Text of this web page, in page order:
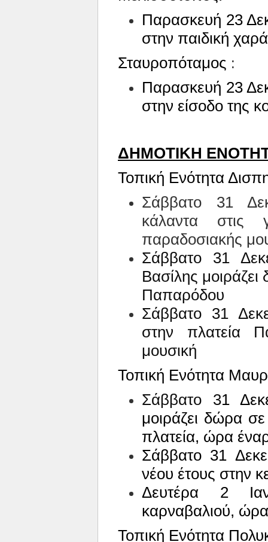
Παρασκευή 23
στην παιδική
Σταυροπόταμος :
Παρασκευή 23
στην είσοδο της
ΔΗΜΟΤΙΚΗ
Τοπική Ενότητα
Σάββατο 31
κάλαντα στις
παραδοσιακής
Σάββατο 31
Βασίλης
Παπαρόδου
Σάββατο 31
στην πλατεία
μουσική
Τοπική Ενότητα
Σάββατο 31
μοιράζει δώρα
πλατεία, ώρα
Σάββατο 31
νέου έτους στην
Δευτέρα 2
καρναβαλιού,
Τοπική Ενότητα